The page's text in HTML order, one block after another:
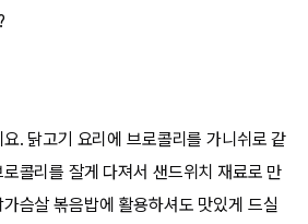
. 닭고기 요리에 브로콜리를 가니쉬로 같
콜리를 잘게 다져서 샌드위치 재료로 만
슴살 볶음밥에 활용하셔도 맛있게 드실